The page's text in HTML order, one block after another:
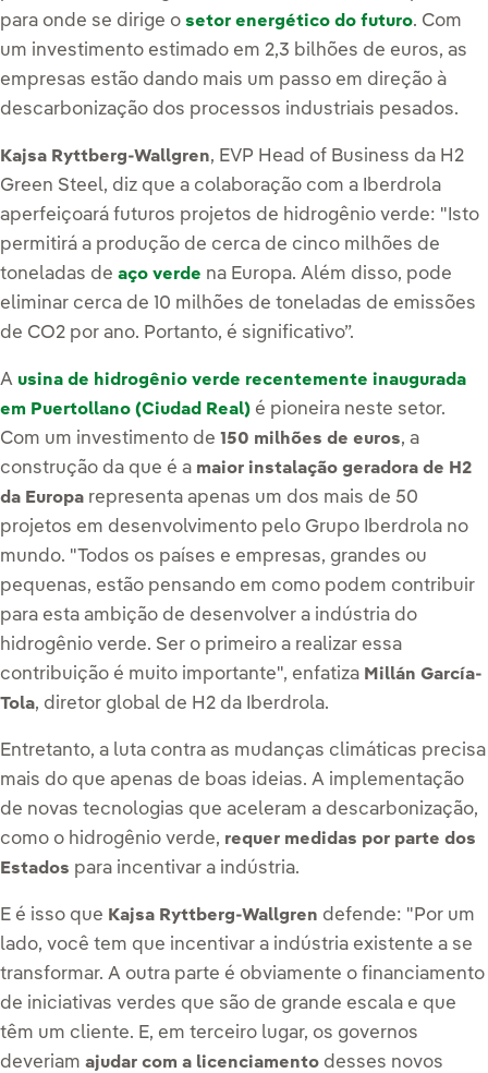
para onde se dirige o setor energético do futuro. Com
um investimento estimado em 2,3 bilhões de euros, as
empresas estão dando mais um passo em direção à
descarbonização dos processos industriais pesados.
Kajsa Ryttberg-Wallgren, EVP Head of Business da H2
Green Steel, diz que a colaboração com a Iberdrola
aperfeiçoará futuros projetos de hidrogênio verde: "Isto
permitirá a produção de cerca de cinco milhões de
toneladas de aço verde na Europa. Além disso, pode
eliminar cerca de 10 milhões de toneladas de emissões
de CO2 por ano. Portanto, é significativo”.
A usina de hidrogênio verde recentemente inaugurada
em Puertollano (Ciudad Real) é pioneira neste setor.
Com um investimento de 150 milhões de euros, a
construção da que é a maior instalação geradora de H2
da Europa representa apenas um dos mais de 50
projetos em desenvolvimento pelo Grupo Iberdrola no
mundo. "Todos os países e empresas, grandes ou
pequenas, estão pensando em como podem contribuir
para esta ambição de desenvolver a indústria do
hidrogênio verde. Ser o primeiro a realizar essa
contribuição é muito importante", enfatiza Millán García-
Tola, diretor global de H2 da Iberdrola.
Entretanto, a luta contra as mudanças climáticas precisa
mais do que apenas de boas ideias. A implementação
de novas tecnologias que aceleram a descarbonização,
como o hidrogênio verde, requer medidas por parte dos
Estados para incentivar a indústria.
E é isso que Kajsa Ryttberg-Wallgren defende: "Por um
lado, você tem que incentivar a indústria existente a se
transformar. A outra parte é obviamente o financiamento
de iniciativas verdes que são de grande escala e que
têm um cliente. E, em terceiro lugar, os governos
deveriam ajudar com a licenciamento desses novos